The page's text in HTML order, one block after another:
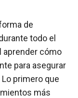
de
todo el
aprender cómo
para asegurar
primero que
más